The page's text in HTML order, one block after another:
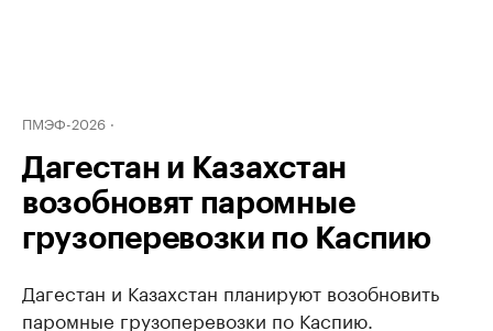
ПМЭФ-2026
Дагестан и Казахстан
возобновят паромные
грузоперевозки по Каспию
Дагестан и Казахстан планируют возобновить
паромные грузоперевозки по Каспию.